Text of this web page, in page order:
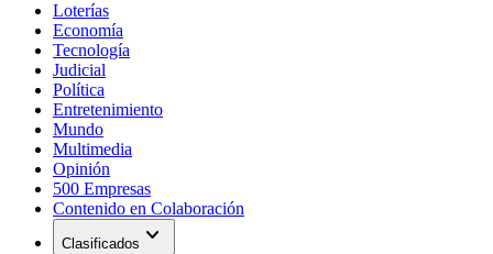
Loterías
Economía
Tecnología
Judicial
Política
Entretenimiento
Mundo
Multimedia
Opinión
500 Empresas
Contenido en Colaboración
Clasificados expand_more